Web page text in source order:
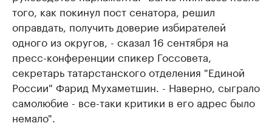
того, как покинул пост сенатора, решил
оправдать, получить доверие избирателей
одного из округов, - сказал 16 сентября на
пресс-конференции спикер Госсовета,
секретарь татарстанского отделения "Единой
России" Фарид Мухаметшин. - Наверно, сыграло
самолюбие - все-таки критики в его адрес было
немало".